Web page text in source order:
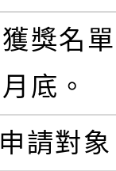
獲獎名
月底。
申請對